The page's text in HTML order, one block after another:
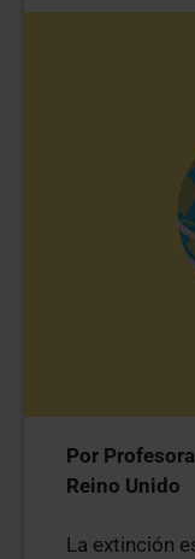
Por
Reino Unido
La extinción